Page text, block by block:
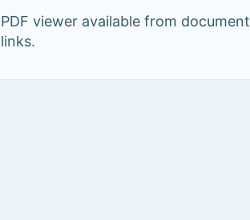
PDF viewer available from document
links.